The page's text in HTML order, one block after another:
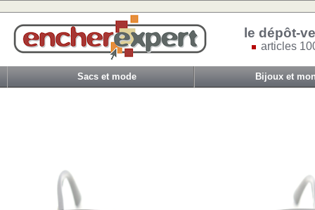
le dépôt-
articles
Sacs et mode Bijoux et